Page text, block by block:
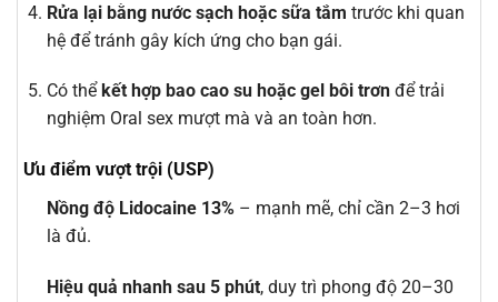
Rửa lại bằng nước sạch hoặc sữa tắm trước khi quan
hệ để tránh gây kích ứng cho bạn gái.
Có thể kết hợp bao cao su hoặc gel bôi trơnđể trải
nghiệm Oral sex mượt mà và an toàn hơn.
Ưu điểm vượt trội (USP)
Nồng độ Lidocaine 13%– mạnh mẽ, chỉ cần 2–3 hơi
là đủ.
Hiệu quả nhanh sau 5 phút, duy trì phong độ 20–30